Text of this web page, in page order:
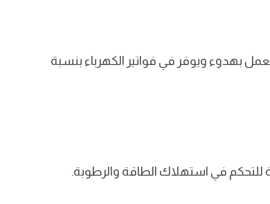
بهدوء ويوفر في فواتير الكهرباء بنسبة
للتحكم في استهلاك الطاقة والرطوبة.